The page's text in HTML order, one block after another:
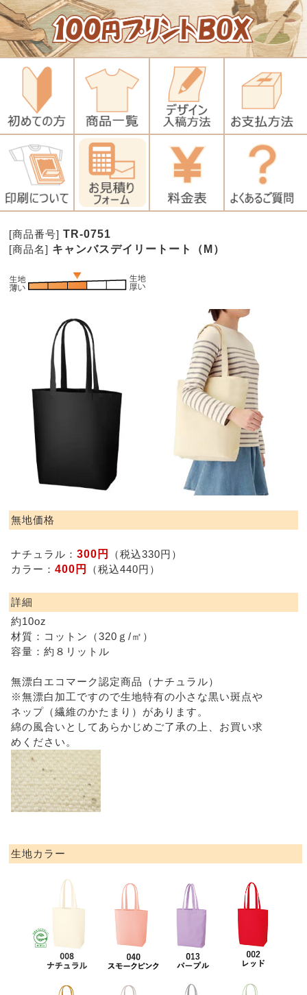
[商品番号] TR-0751
[商品名] キャンバスデイリートート（M）
無地価格
ナチュラル：300円
（税込330円）
カラー：400円 （税込440円）
詳細
約10oz
材質：コットン（320ｇ/㎡）
容量：約８リットル
無漂白エコマーク認定商品（ナチュラル）
※無漂白加工ですので生地特有の小さな黒い斑点や
ネップ（繊維のかたまり）があります。
綿の風合いとしてあらかじめご了承の上、お買い求
めください。
生地カラー